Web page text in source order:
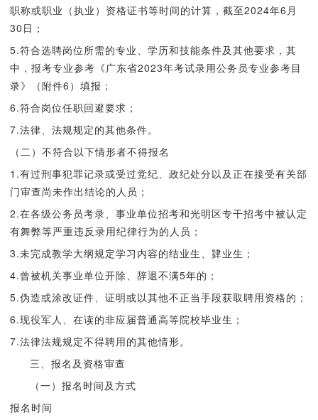
职称或职业（执业）资格证书等时间的计算，截至2024年6月
30日；
5.符合选聘岗位所需的专业、学历和技能条件及其他要求，其
中，报考专业参考《广东省2023年考试录用公务员专业参考目
录》（附件6）填报；
6.符合岗位任职回避要求；
7.法律、法规规定的其他条件。
（二）不符合以下情形者不得报名
1.有过刑事犯罪记录或受过党纪、政纪处分以及正在接受有关部
门审查尚未作出结论的人员；
2.在各级公务员考录、事业单位招考和光明区专干招考中被认定
有舞弊等严重违反录用纪律行为的人员；
3.未完成教学大纲规定学习内容的结业生、肄业生；
4.曾被机关事业单位开除、辞退不满5年的；
5.伪造或涂改证件、证明或以其他不正当手段获取聘用资格的；
6.现役军人、在读的非应届普通高等院校毕业生；
7.法律法规规定不得聘用的其他情形。
三、报名及资格审查
（一）报名时间及方式
报名时间